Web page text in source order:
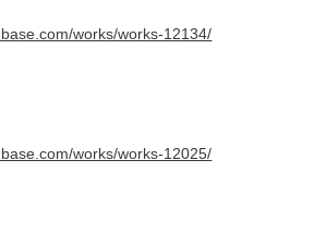
works/works-12134/
works/works-12025/